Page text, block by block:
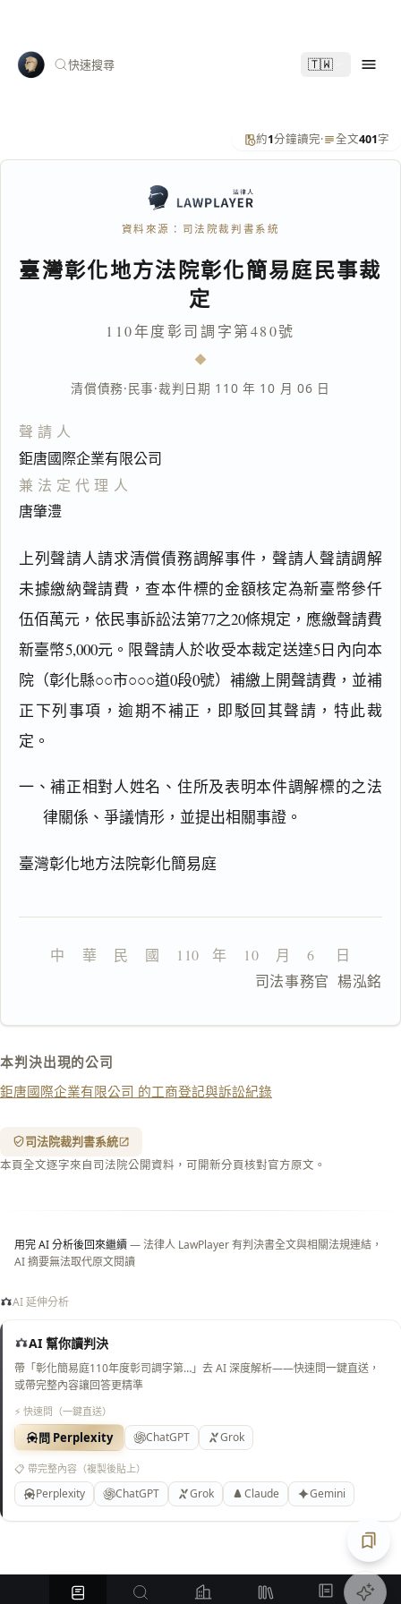
快速搜尋 🇹🇼
約1分鐘讀完· 全文401字
資料來源：司法院裁判書系統
臺灣彰化地方法院彰化簡易庭民事裁
定
110年度彰司調字第480號
清償債務·民事·裁判日期 110 年 10 月 06 日
聲請人
鉅唐國際企業有限公司
兼法定代理人
唐肇澧
上列聲請人請求清償債務調解事件，聲請人聲請調解
未據繳納聲請費，查本件標的金額核定為新臺幣參仟
伍佰萬元，依民事訴訟法第77之20條規定，應繳聲請費
新臺幣5,000元。限聲請人於收受本裁定送達5日內向本
院（彰化縣○○市○○○道0段0號）補繳上開聲請費，並補
正下列事項，逾期不補正，即駁回其聲請，特此裁
定。
一、補正相對人姓名、住所及表明本件調解標的之法
律關係、爭議情形，並提出相關事證。
臺灣彰化地方法院彰化簡易庭
中    華    民    國    110   年    10    月    6     日
                      司法事務官  楊泓銘
本判決出現的公司
鉅唐國際企業有限公司 的工商登記與訴訟紀錄
司法院裁判書系統
本頁全文逐字來自司法院公開資料，可開新分頁核對官方原文。
用完 AI 分析後回來繼續— 法律人 LawPlayer 有判決書全文與相關法規連結，
AI 摘要無法取代原文閱讀
AI 延伸分析
AI 幫你讀判決
帶「彰化簡易庭110年度彰司調字第…」去 AI 深度解析——快速問一鍵直送，
或帶完整內容讓回答更精準
⚡ 快速問（一鍵直送）
問 Perplexity ChatGPT Grok
📋 帶完整內容（複製後貼上）
Perplexity ChatGPT Grok Claude Gemini
閱讀 研究
全
匯